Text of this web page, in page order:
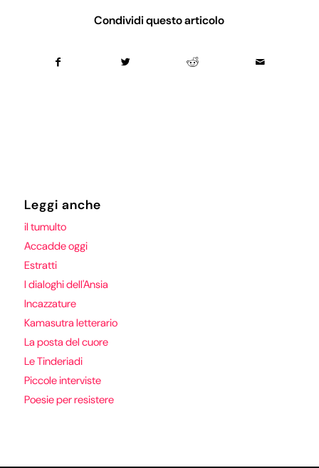
Condividi questo articolo
Leggi anche
il tumulto
Accadde oggi
Estratti
I dialoghi dell'Ansia
Incazzature
Kamasutra letterario
La posta del cuore
Le Tinderiadi
Piccole interviste
Poesie per resistere